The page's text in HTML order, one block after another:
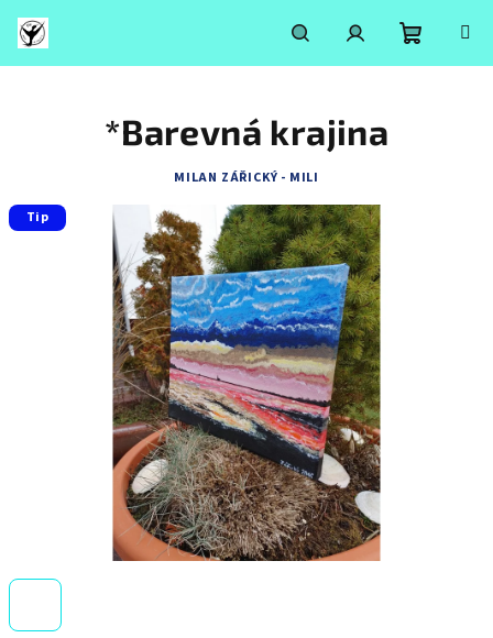
obsah
HledatPřihlášeníNákupní
*Barevná krajina
MILAN ZÁŘICKÝ - MILI
Tip